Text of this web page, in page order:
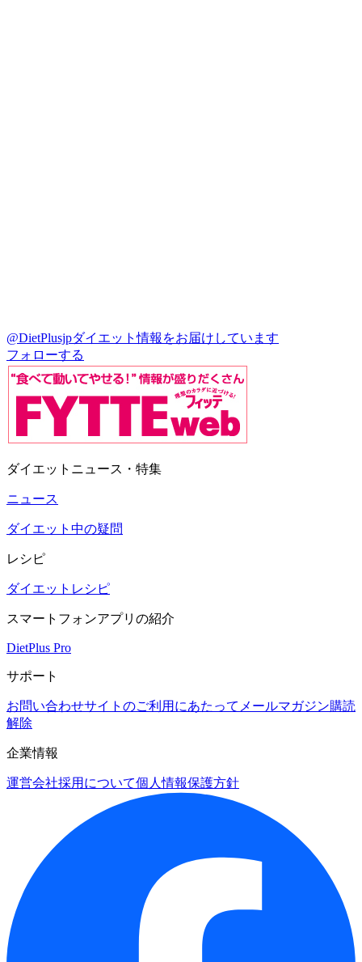
@DietPlusjpダイエット情報をお届けしています
フォローする
ダイエットニュース・特集
ニュース
ダイエット中の疑問
レシピ
ダイエットレシピ
スマートフォンアプリの紹介
DietPlus Pro
サポート
お問い合わせサイトのご利用にあたって メールマガジン購読
解除
企業情報
運営会社採用について個人情報保護方針